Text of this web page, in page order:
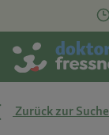
Zurück zur Suche